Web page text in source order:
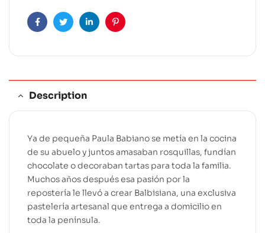
e
FacebookTwitterLinkedinPinterest
Description
Ya de pequeña Paula Babiano se metía en la cocina
de su abuelo y juntos amasaban rosquillas, fundían
chocolate o decoraban tartas para toda la familia.
Muchos años después esa pasión por la
repostería le llevó a crear Balbisiana, una exclusiva
pastelería artesanal que entrega a domicilio en
toda la península.